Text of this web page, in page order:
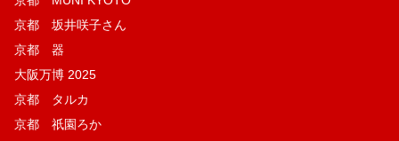
京都 坂井咲子さん
京都 器
大阪万博 2025
京都 タルカ
京都 祇園ろか